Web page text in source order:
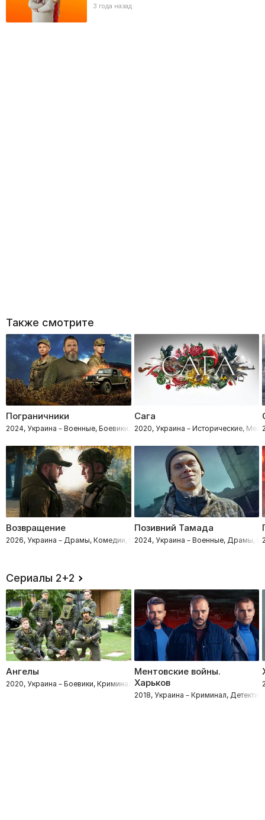
3 года назад
Также смотрите
Пограничники
2024, Украина – Военные, Боевики, Комедии, Драмы
Сага
2020, Украина – Исторические,
Возвращение
2026, Украина – Драмы, Комедии, Приключения
Позивний Тамада
2024, Украина – Военные, Драмы,
Сериалы 2+2
Ангелы
2020, Украина – Боевики, Криминал
Ментовские войны.
Харьков
2018, Украина – Криминал,